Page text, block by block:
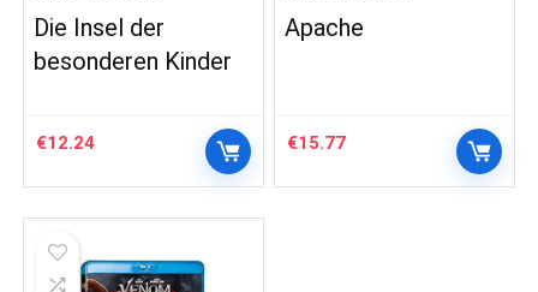
Die Insel der
besonderen Kinder
€12.24
Apache
€15.77